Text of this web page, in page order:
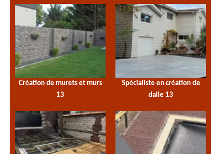
Création de murets et murs
13
Spécialiste en création de
dalle 13